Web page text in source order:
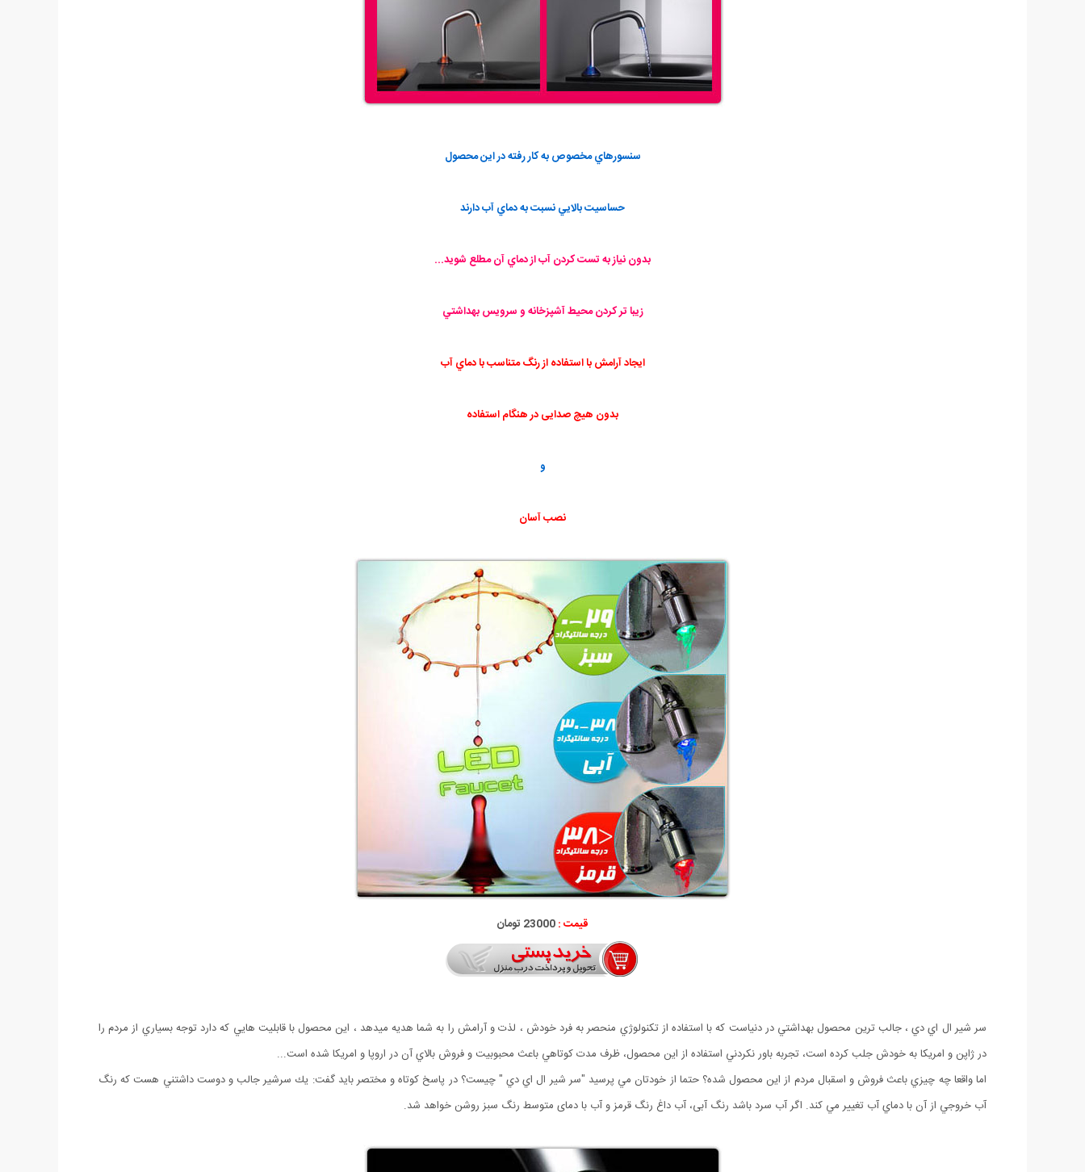
سنسورهاي مخصوص به كار رفته در اين محصول
حساسيت بالايي نسبت به دماي آب دارند
بدون نياز به تست كردن آب از دماي آن مطلع شويد...
زيبا تر كردن محيط آشپزخانه و سرويس بهداشتي
ايجاد آرامش با استفاده از رنگ متناسب با دماي آب
بدون هیچ صدایی در هنگام استفاده
و
نصب آسان
قیمت :23000 تومان
سر شير ال اي دي ، جالب ترين محصول بهداشتي در دنياست كه با استفاده از تكنولوژي منحصر به فرد خودش ، لذت و آرامش را به شما هديه ميدهد ، اين محصول با قابليت هايي كه دارد توجه بسياري از مردم را
در ژاپن و امريكا به خودش جلب كرده است، تجربه باور نكردني استفاده از اين محصول، ظرف مدت كوتاهي باعث محبوبيت و فروش بالاي آن در اروپا و امريكا شده است...
اما واقعا چه چيزي باعث فروش و اسقبال مردم از اين محصول شده؟ حتما از خودتان مي پرسيد "سر شير ال اي دي " چيست؟ در پاسخ کوتاه و مختصر باید گفت: يك سرشير جالب و دوست داشتني هست كه رنگ
آب خروجي از آن با دماي آب تغيير مي كند. اگر آب سرد باشد رنگ آبی، آب داغ رنگ قرمز و آب با دمای متوسط رنگ سبز روشن خواهد شد.